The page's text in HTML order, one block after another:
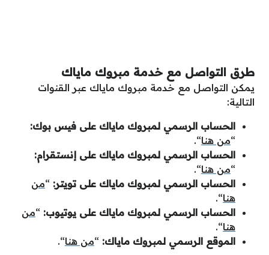
طرق التواصل مع خدمة مبروك ماياك
يمكن التواصل مع خدمة مبروك ماياك عبر القنوات
التالية:
الحساب الرسمي لمبروك ماياك على فيس بوك:
“من هنا“.
الحساب الرسمي لمبروك ماياك على إنستقرام:
“من هنا“.
الحساب الرسمي لمبروك ماياك على تويتر: “من
هنا“.
الحساب الرسمي لمبروك ماياك على يوتيوب: “من
هنا“.
الموقع الرسمي لمبروك ماياك: “من هنا“.